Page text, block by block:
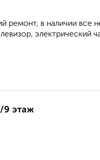
ремонт, в наличии все
электрический
9 этаж